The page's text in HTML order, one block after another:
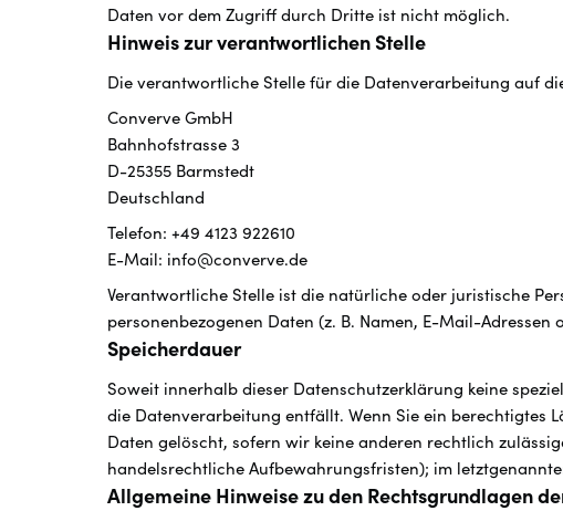
Daten vor dem Zugriff durch Dritte ist nicht möglich.
Hinweis zur verantwortlichen Stelle
Die verantwortliche Stelle für die Datenverarbeitung auf
Converve GmbH
Bahnhofstrasse 3
D-25355 Barmstedt
Deutschland
Telefon: +49 4123 922610
E-Mail: info@converve.de
Verantwortliche Stelle ist die natürliche oder juristische
personenbezogenen Daten (z. B. Namen, E-Mail-Adressen
Speicherdauer
Soweit innerhalb dieser Datenschutzerklärung keine
die Datenverarbeitung entfällt. Wenn Sie ein berechtigtes
Daten gelöscht, sofern wir keine anderen rechtlich
handelsrechtliche Aufbewahrungsfristen); im
Allgemeine Hinweise zu den Rechtsgrundlagen